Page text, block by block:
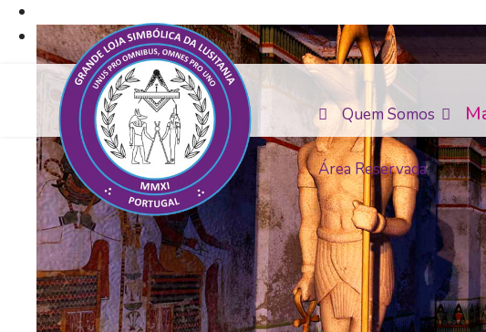
Quem Somos
Área Reservada